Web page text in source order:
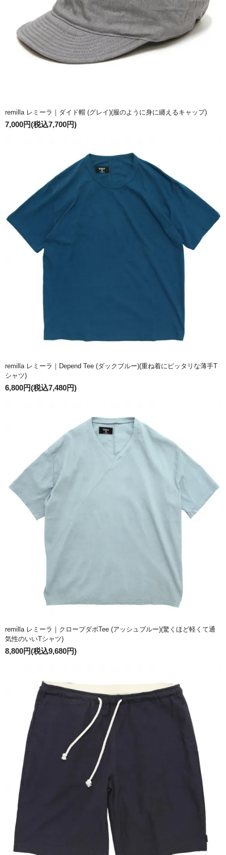
remilla レミーラ｜ダイド帽 (グレイ)(服のように身に纏えるキャップ)
7,000円(税込7,700円)
remilla レミーラ｜Depend Tee (ダックブルー)(重ね着にピッタリな薄手T
シャツ)
6,800円(税込7,480円)
remilla レミーラ｜クロープダボTee (アッシュブルー)(驚くほど軽くて通
気性のいいTシャツ)
8,800円(税込9,680円)